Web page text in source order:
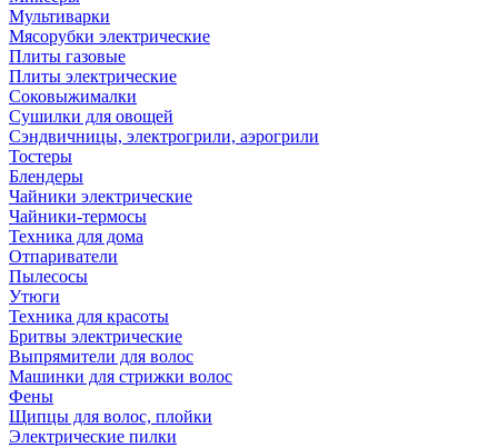
Мультиварки
Мясорубки электрические
Плиты газовые
Плиты электрические
Соковыжималки
Сушилки для овощей
Сэндвичницы, электрогрили, аэрогрили
Тостеры
Блендеры
Чайники электрические
Чайники-термосы
Техника для дома
Отпариватели
Пылесосы
Утюги
Техника для красоты
Бритвы электрические
Выпрямители для волос
Машинки для стрижки волос
Фены
Щипцы для волос, плойки
Электрические пилки